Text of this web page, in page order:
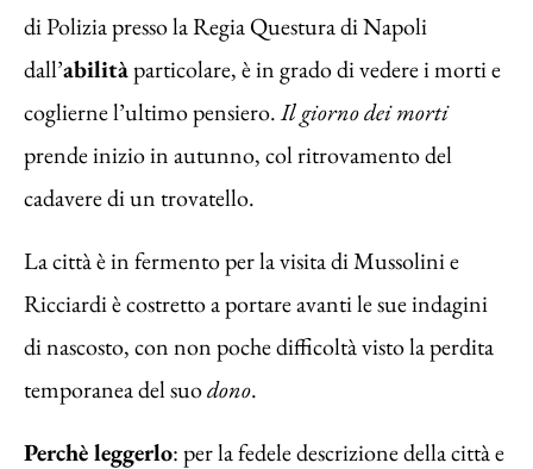
di Polizia presso la Regia Questura di Napoli
dall’abilitàparticolare, è in grado di vedere i morti e
coglierne l’ultimo pensiero.Il giorno dei morti
prende inizio in autunno, col ritrovamento del
cadavere di un trovatello.
La città è in fermento per la visita di Mussolini e
Ricciardi è costretto a portare avanti le sue indagini
di nascosto, con non poche difficoltà visto la perdita
temporanea del suodono.
Perchè leggerlo: per la fedele descrizione della città e